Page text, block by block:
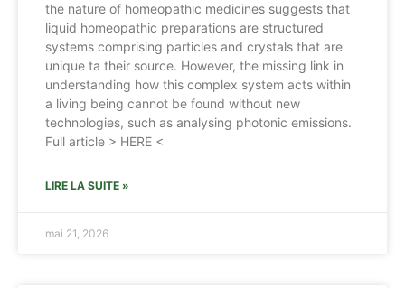
the nature of homeopathic medicines suggests that
liquid homeopathic preparations are structured
systems comprising particles and crystals that are
unique ta their source. However, the missing link in
understanding how this complex system acts within
a living being cannot be found without new
technologies, such as analysing photonic emissions.
Full article > HERE <
LIRE LA SUITE »
mai 21, 2026